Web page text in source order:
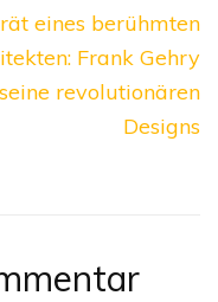
eines berühmten
Frank Gehry
revolutionären
Designs